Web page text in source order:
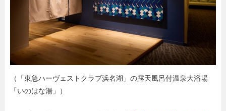
（「東急ハーヴェストクラブ浜名湖」の露天風呂付温泉大浴場
「いのはな湯」）